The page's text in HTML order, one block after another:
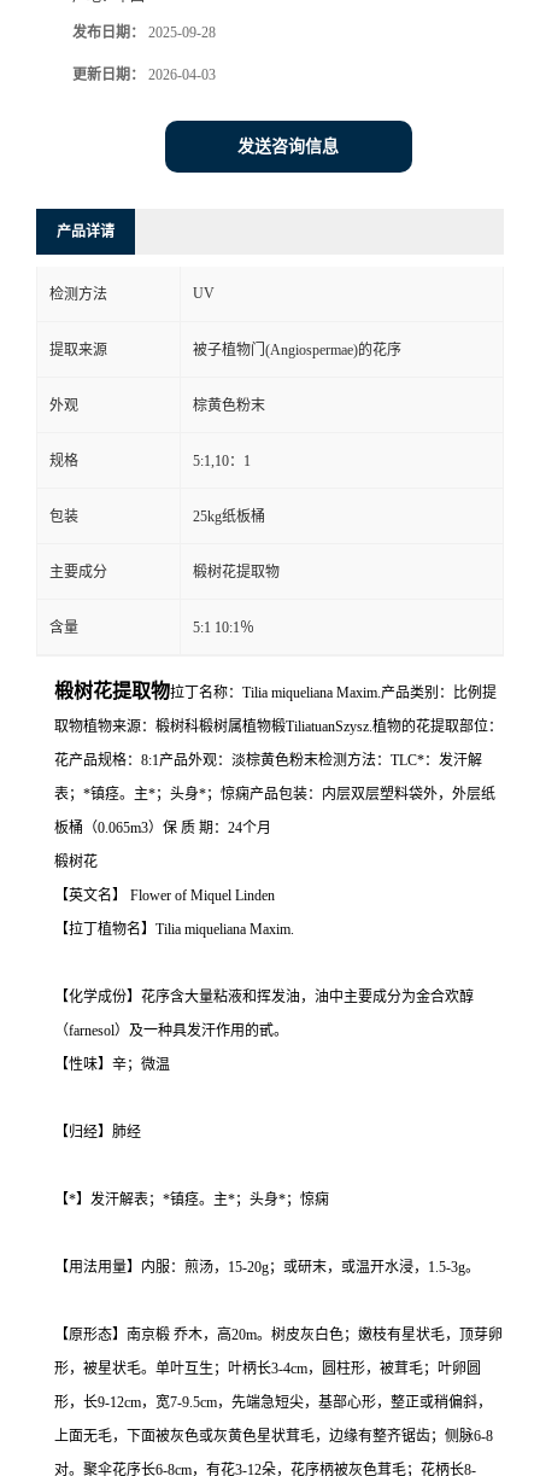
发布日期： 2025-09-28
更新日期： 2026-04-03
发送咨询信息
产品详请
检测方法 UV
提取来源 被子植物门(Angiospermae)的花序
外观 棕黄色粉末
规格 5:1,10：1
包装 25kg纸板桶
主要成分 椴树花提取物
含量 5:1 10:1％
椴树花提取物拉丁名称：Tilia miqueliana Maxim.产品类别：比例提
取物植物来源：椴树科椴树属植物椴TiliatuanSzysz.植物的花提取部位：
花产品规格：8:1产品外观：淡棕黄色粉末检测方法：TLC*：发汗解
表；*镇痉。主*；头身*；惊痫产品包装：内层双层塑料袋外，外层纸
板桶（0.065m3）保 质 期：24个月
椴树花
【英文名】 Flower of Miquel Linden
【拉丁植物名】Tilia miqueliana Maxim.
【化学成份】花序含大量粘液和挥发油，油中主要成分为金合欢醇
（farnesol）及一种具发汗作用的甙。
【性味】辛；微温
【归经】肺经
【*】发汗解表；*镇痉。主*；头身*；惊痫
【用法用量】内服：煎汤，15-20g；或研末，或温开水浸，1.5-3g。
【原形态】南京椴 乔木，高20m。树皮灰白色；嫩枝有星状毛，顶芽卵
形，被星状毛。单叶互生；叶柄长3-4cm，圆柱形，被茸毛；叶卵圆
形，长9-12cm，宽7-9.5cm，先端急短尖，基部心形，整正或稍偏斜，
上面无毛，下面被灰色或灰黄色星状茸毛，边缘有整齐锯齿；侧脉6-8
对。聚伞花序长6-8cm，有花3-12朵，花序柄被灰色茸毛；花柄长8-